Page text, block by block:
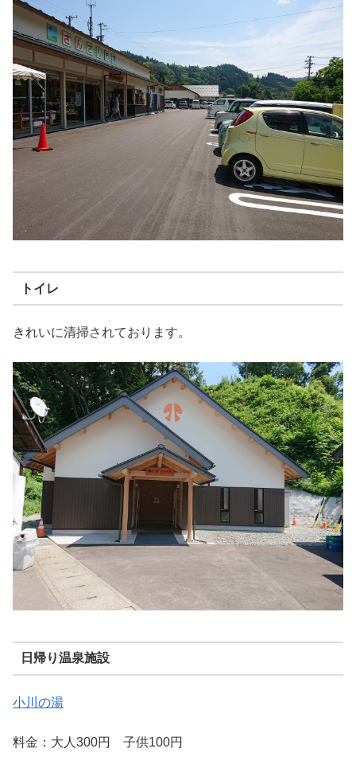
トイレ
きれいに清掃されております。
日帰り温泉施設
小川の湯
料金：大人300円 子供100円